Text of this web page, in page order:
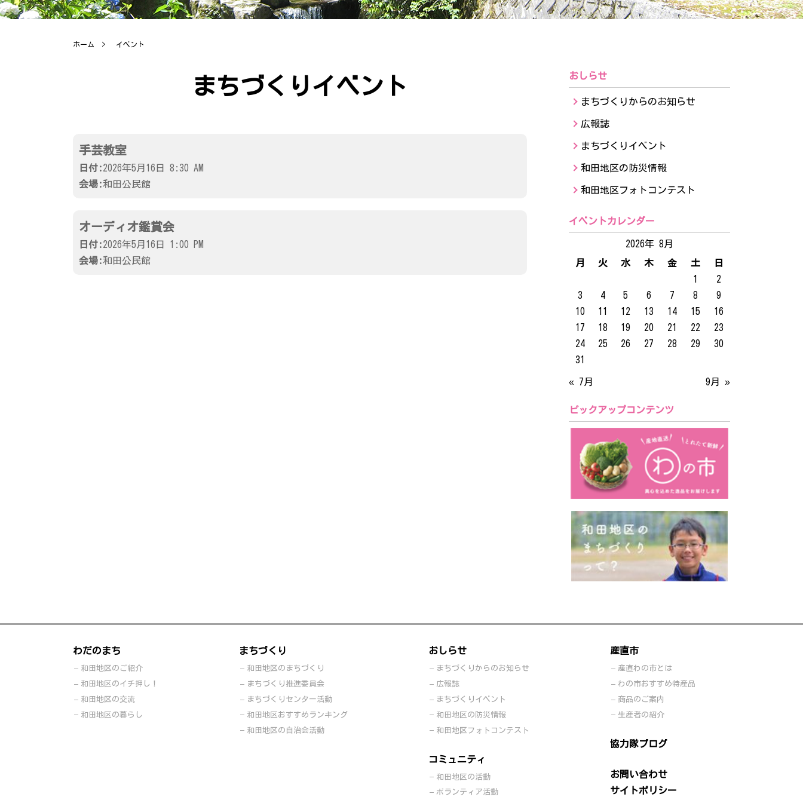
ホーム イベント
まちづくりイベント
手芸教室
日付:2026年5月16日 8:30 AM
会場:和田公民館
オーディオ鑑賞会
日付:2026年5月16日 1:00 PM
会場:和田公民館
おしらせ
まちづくりからのお知らせ
広報誌
まちづくりイベント
和田地区の防災情報
和田地区フォトコンテスト
イベントカレンダー
2026年 8月
月
火 水 木 金 土
日
1
2
3
4 5 6 7 8
9
10
11 12 13 14 15
16
17
18 19 20 21 22
23
24
25 26 27 28 29
30
31
« 7月 9月 »
ピックアップコンテンツ
わだのまち
和田地区のご紹介
和田地区のイチ押し！
和田地区の交流
和田地区の暮らし
まちづくり
和田地区のまちづくり
まちづくり推進委員会
まちづくりセンター活動
和田地区おすすめランキング
和田地区の自治会活動
おしらせ
まちづくりからのお知らせ
広報誌
まちづくりイベント
和田地区の防災情報
和田地区フォトコンテスト
コミュニティ
和田地区の活動
ボランティア活動
産直市
産直わの市とは
わの市おすすめ特産品
商品のご案内
生産者の紹介
協力隊ブログ
お問い合わせ
サイトポリシー